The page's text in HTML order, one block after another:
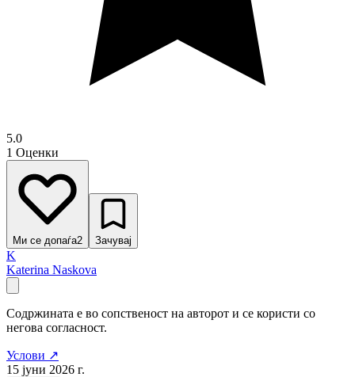
5.0
1 Оценки
Ми се допаѓа2 Зачувај
K
Katerina Naskova
Содржината е во сопственост на авторот и се користи со
негова согласност.
Услови ↗
15 јуни 2026 г.